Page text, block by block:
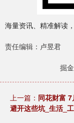
海量资讯、精准解读
责任编辑：卢昱君
掘
上一篇： 同花财富
避开这些坑_生活_